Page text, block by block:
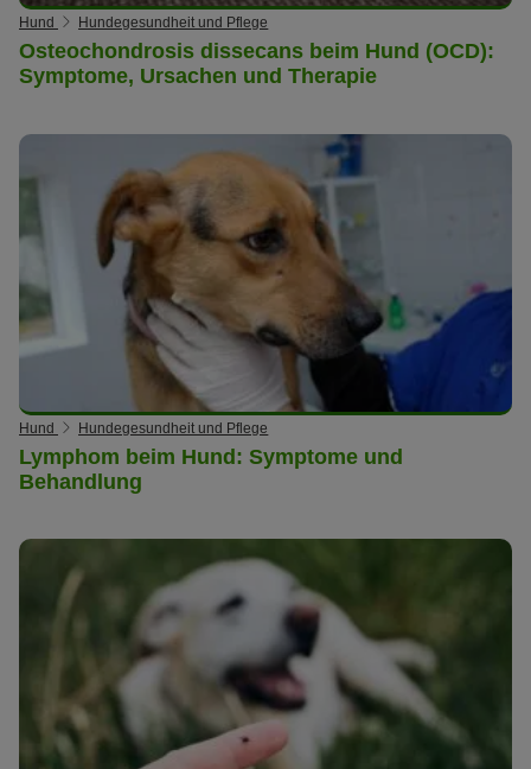
Hund Hundegesundheit und Pflege
Osteochondrosis dissecans beim Hund (OCD):
Symptome, Ursachen und Therapie
Hund Hundegesundheit und Pflege
Lymphom beim Hund: Symptome und
Behandlung